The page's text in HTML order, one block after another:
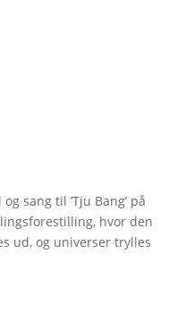
sang til ’Tju Bang’ på
hvor den
ud, og universer trylles